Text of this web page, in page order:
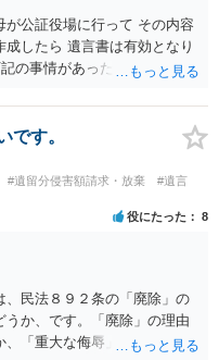
公証役場に行って その内容
したら 遺言書は有効となり
の事情があったことが証明で
「ここにいたら殺される」
面会は出来ない。俺は携帯電
母の話は聞かなくて良い」と
事に毒が入っている」「体
ったです。 当時の診療記
弁護士に面談で相談された
です。
#遺留分侵害額請求・放棄
#遺言
役にたった 8
、民法８９２条の「廃除」の
か、です。「廃除」の理由
、「重大な侮辱」を受けた